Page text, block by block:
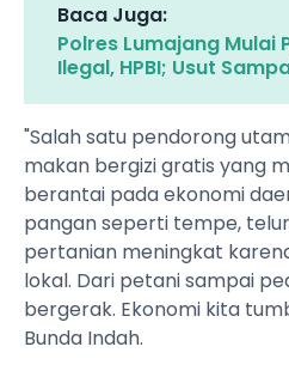
Baca Juga:
Polres Lumajang Mulai
Ilegal, HPBI; Usut
"Salah satu pendorong
makan bergizi gratis yang
berantai pada ekonomi
pangan seperti tempe,
pertanian meningkat
lokal. Dari petani sampai
bergerak. Ekonomi kita
Bunda Indah.